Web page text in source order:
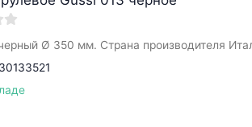
Ø 350 мм. Страна производителя
30133521